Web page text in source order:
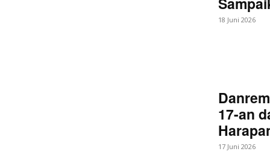
18 Juni 2026
17-an
17 Juni 2026